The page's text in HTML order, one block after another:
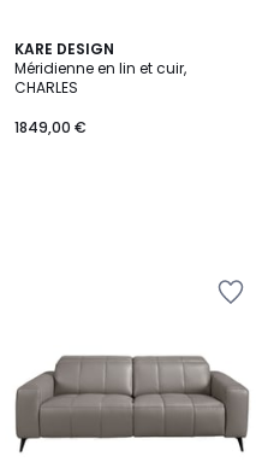
KARE DESIGN
Méridienne en lin et cuir,
CHARLES
1849,00 €